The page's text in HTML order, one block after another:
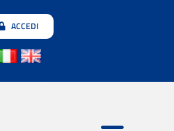
ACCEDI